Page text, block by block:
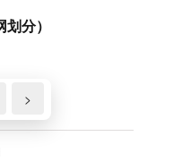
分）
>